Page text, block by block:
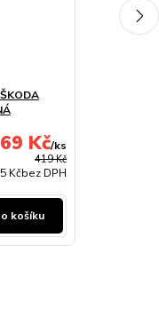
419 Kč
Kč/ks
Kčbez DPH
košíku